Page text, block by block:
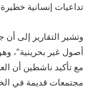
تداعيات إنسانية
وتشير التقارير إلى
أصول غير بحرينية”،
مع تأكيد ناشطين أن
مجتمعات قديمة في